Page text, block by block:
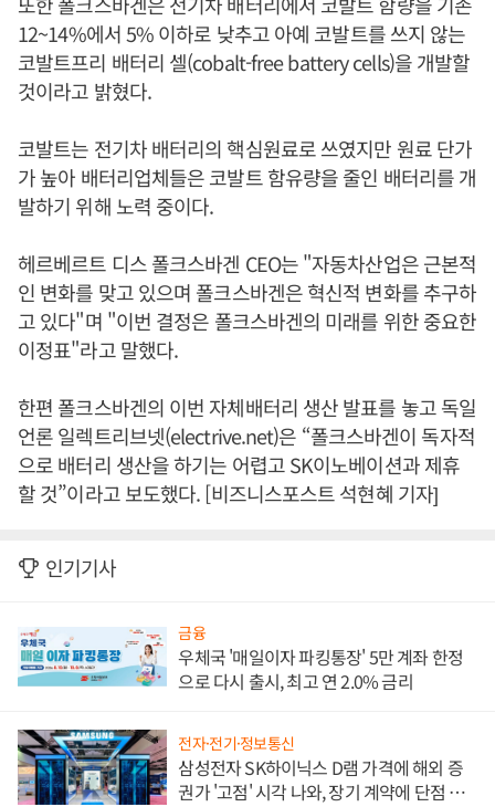
12~14%에서 5% 이하로 낮추고 아예 코발트를 쓰지 않는
코발트프리 배터리 셀(cobalt-free battery cells)을 개발할
것이라고 밝혔다.
코발트는 전기차 배터리의 핵심원료로 쓰였지만 원료 단가
가 높아 배터리업체들은 코발트 함유량을 줄인 배터리를 개
발하기 위해 노력 중이다.
헤르베르트 디스 폴크스바겐 CEO는 "자동차산업은 근본적
인 변화를 맞고 있으며 폴크스바겐은 혁신적 변화를 추구하
고 있다"며 "이번 결정은 폴크스바겐의 미래를 위한 중요한
이정표"라고 말했다.
한편 폴크스바겐의 이번 자체배터리 생산 발표를 놓고 독일
언론 일렉트리브넷(electrive.net)은 “폴크스바겐이 독자적
으로 배터리 생산을 하기는 어렵고 SK이노베이션과 제휴
할 것”이라고 보도했다. [비즈니스포스트 석현혜 기자]
인기기사
금융
우체국 '매일이자 파킹통장' 5만 계좌 한정
으로 다시 출시, 최고 연 2.0% 금리
전자·전기·정보통신
삼성전자 SK하이닉스 D램 가격에 해외 증
권가 '고점' 시각 나와, 장기 계약에 단점 부